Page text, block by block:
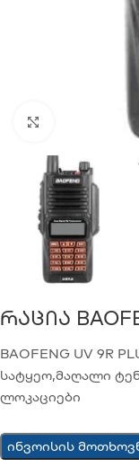
Click to
Რაცია
BAOFENG UV 9R
სატყეო,მაღალი
ლოკაციები
ინვოისის